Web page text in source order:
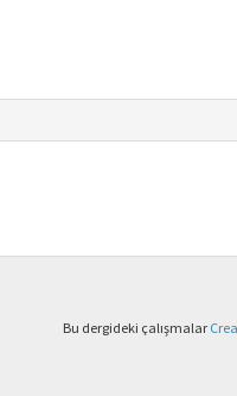
Bu dergideki çalışmalar